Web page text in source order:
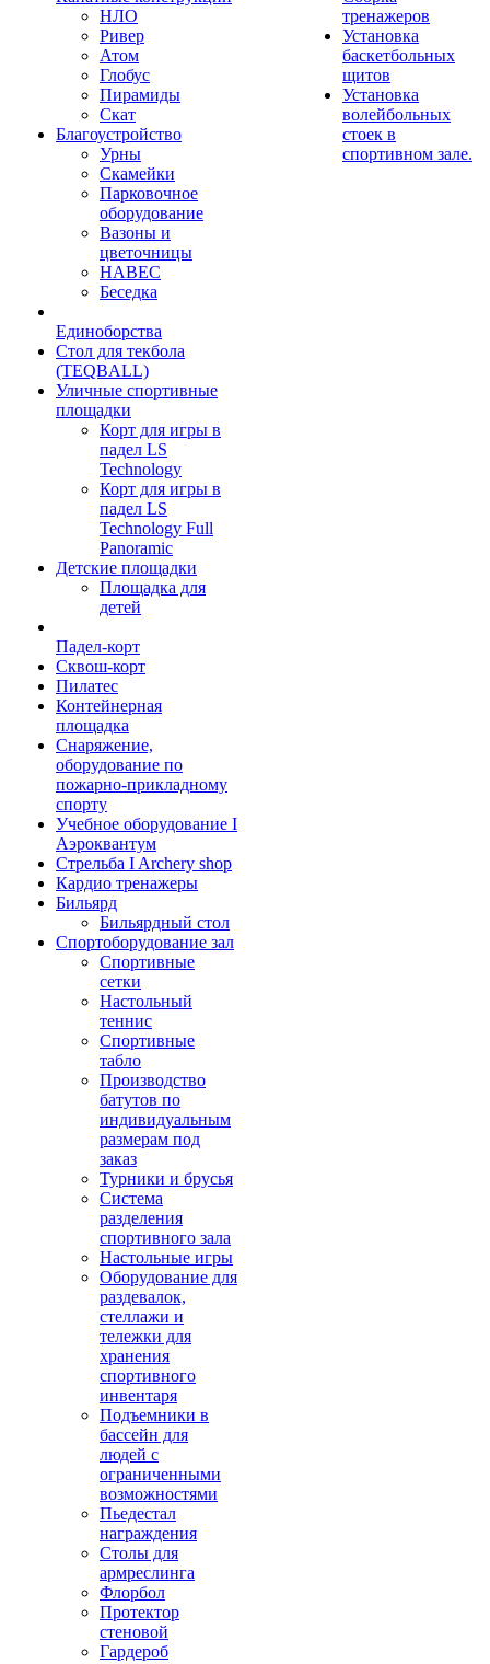
НЛО
Ривер
Атом
Глобус
Пирамиды
Скат
Благоустройство
Урны
Скамейки
Парковочное
оборудование
Вазоны и
цветочницы
НАВЕС
Беседка
Единоборства
Стол для текбола
(TEQBALL)
Уличные спортивные
площадки
Корт для игры в
падел LS
Technology
Корт для игры в
падел LS
Technology Full
Panoramic
Детские площадки
Площадка для
детей
Падел-корт
Сквош-корт
Пилатес
Контейнерная
площадка
Снаряжение,
оборудование по
пожарно-прикладному
спорту
Учебное оборудование I
Аэроквантум
Стрельба I Archery shop
Кардио тренажеры
Бильярд
Бильярдный стол
Спортоборудование зал
Спортивные
сетки
Настольный
теннис
Спортивные
табло
Производство
батутов по
индивидуальным
размерам под
заказ
Турники и брусья
Система
разделения
спортивного зала
Настольные игры
Оборудование для
раздевалок,
стеллажи и
тележки для
хранения
спортивного
инвентаря
Подъемники в
бассейн для
людей с
ограниченными
возможностями
Пьедестал
награждения
Столы для
армреслинга
Флорбол
Протектор
стеновой
Гардероб
тренажеров
Установка
баскетбольных
щитов
Установка
волейбольных
стоек в
спортивном зале.